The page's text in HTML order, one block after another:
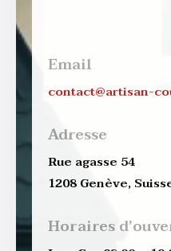
Email
contact@artisan-
Adresse
Rue agasse 54
1208 Genève,
Horaires